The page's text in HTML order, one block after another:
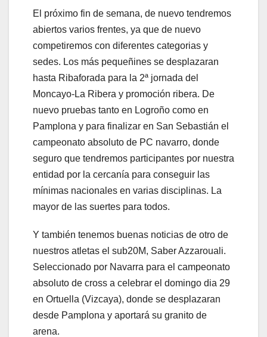
El próximo fin de semana, de nuevo tendremos
abiertos varios frentes, ya que de nuevo
competiremos con diferentes categorias y
sedes. Los más pequeñines se desplazaran
hasta Ribaforada para la 2ª jornada del
Moncayo-La Ribera y promoción ribera. De
nuevo pruebas tanto en Logroño como en
Pamplona y para finalizar en San Sebastián el
campeonato absoluto de PC navarro, donde
seguro que tendremos participantes por nuestra
entidad por la cercanía para conseguir las
mínimas nacionales en varias disciplinas. La
mayor de las suertes para todos.
Y también tenemos buenas noticias de otro de
nuestros atletas el sub20M, Saber Azzarouali.
Seleccionado por Navarra para el campeonato
absoluto de cross a celebrar el domingo dia 29
en Ortuella (Vizcaya), donde se desplazaran
desde Pamplona y aportará su granito de
arena.